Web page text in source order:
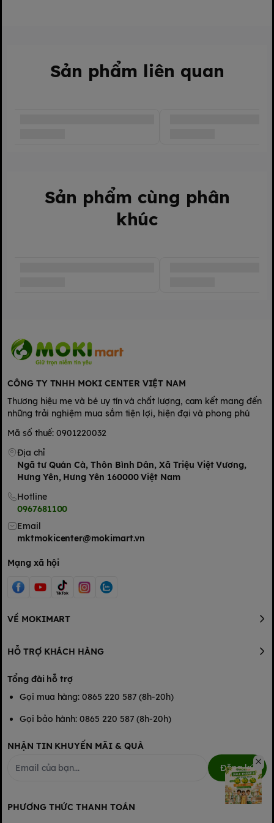
Sản phẩm liên quan
Sản phẩm cùng phân
khúc
CÔNG TY TNHH MOKI CENTER VIỆT NAM
Thương hiệu mẹ và bé uy tín và chất lượng, cam kết mang đến
những trải nghiệm mua sắm tiện lợi, hiện đại và phong phú
Mã số thuế: 0901220032
Địa chỉ
Ngã tư Quán Cà, Thôn Bình Dân, Xã Triệu Việt Vương,
Hưng Yên, Hưng Yên 160000 Việt Nam
Hotline
0967681100
Email
mktmokicenter@mokimart.vn
Mạng xã hội
VỀ MOKIMART
HỖ TRỢ KHÁCH HÀNG
Tổng đài hỗ trợ
Gọi mua hàng: 0865 220 587 (8h-20h)
Gọi bảo hành: 0865 220 587 (8h-20h)
NHẬN TIN KHUYẾN MÃI & QUÀ
Đăng ký
PHƯƠNG THỨC THANH TOÁN